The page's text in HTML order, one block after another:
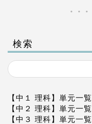
検索
【中１ 理科】単元一覧
【中２ 理科】単元一覧
【中３ 理科】単元一覧